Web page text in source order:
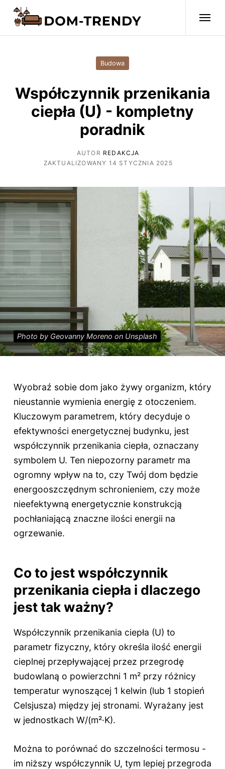
Budowa
Współczynnik przenikania
ciepła (U) - kompletny
poradnik
AUTOR REDAKCJA
ZAKTUALIZOWANY 14 STYCZNIA 2025
Photo by Geovanny Moreno on Unsplash
Wyobraź sobie dom jako żywy organizm, który
nieustannie wymienia energię z otoczeniem.
Kluczowym parametrem, który decyduje o
efektywności energetycznej budynku, jest
współczynnik przenikania ciepła, oznaczany
symbolem U. Ten niepozorny parametr ma
ogromny wpływ na to, czy Twój dom będzie
energooszczędnym schronieniem, czy może
nieefektywną energetycznie konstrukcją
pochłaniającą znaczne ilości energii na
ogrzewanie.
Co to jest współczynnik
przenikania ciepła i dlaczego
jest tak ważny?
Współczynnik przenikania ciepła (U) to
parametr fizyczny, który określa ilość energii
cieplnej przepływającej przez przegrodę
budowlaną o powierzchni 1 m² przy różnicy
temperatur wynoszącej 1 kelwin (lub 1 stopień
Celsjusza) między jej stronami. Wyrażany jest
w jednostkach W/(m²·K).
Można to porównać do szczelności termosu -
im niższy współczynnik U, tym lepiej przegroda